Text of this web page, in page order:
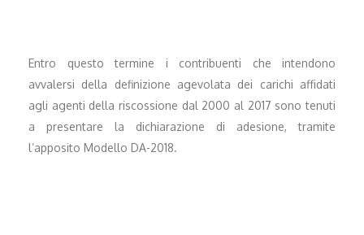
Entro questo termine i contribuenti che intendono
avvalersi della definizione agevolata dei carichi affidati
agli agenti della riscossione dal 2000 al 2017 sono tenuti
a presentare la dichiarazione di adesione, tramite
l’apposito Modello DA-2018.